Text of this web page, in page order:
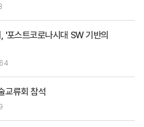
'포스트코로나시대 SW 기반의
교류회 참석